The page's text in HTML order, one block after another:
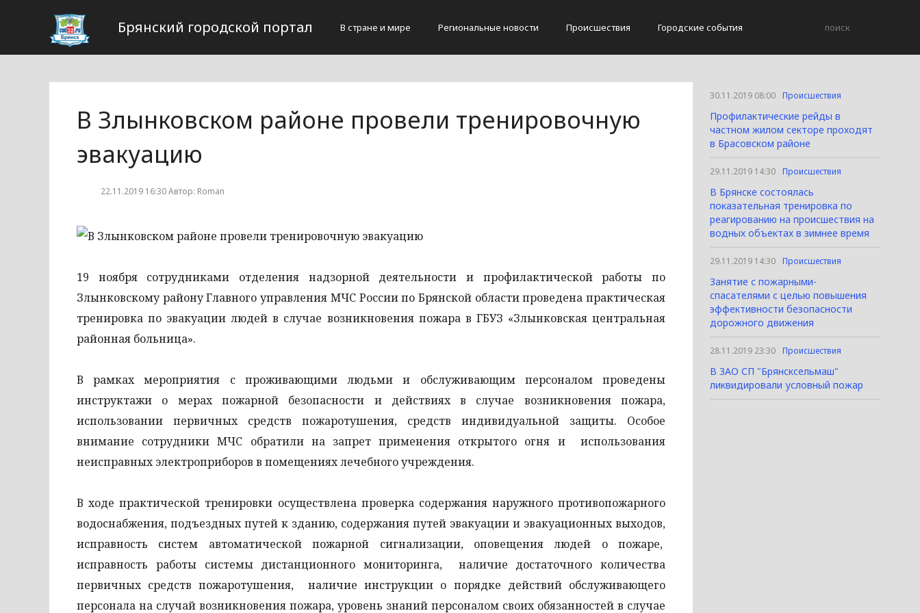
Брянский городской портал В стране и мире Региональные новости Происшествия Городские события
В Злынковском районе провели тренировочную
эвакуацию
22.11.2019 16:30 Автор: Roman
19 ноября сотрудниками отделения надзорной деятельности и профилактической работы по
Злынковскому району Главного управления МЧС России по Брянской области проведена практическая
тренировка по эвакуации людей в случае возникновения пожара в ГБУЗ «Злынковская центральная
районная больница».
В рамках мероприятия с проживающими людьми и обслуживающим персоналом проведены
инструктажи о мерах пожарной безопасности и действиях в случае возникновения пожара,
использовании первичных средств пожаротушения, средств индивидуальной защиты. Особое
внимание сотрудники МЧС обратили на запрет применения открытого огня и использования
неисправных электроприборов в помещениях лечебного учреждения.
В ходе практической тренировки осуществлена проверка содержания наружного противопожарного
водоснабжения, подъездных путей к зданию, содержания путей эвакуации и эвакуационных выходов,
исправность систем автоматической пожарной сигнализации, оповещения людей о пожаре,
исправность работы системы дистанционного мониторинга, наличие достаточного количества
первичных средств пожаротушения, наличие инструкции о порядке действий обслуживающего
персонала на случай возникновения пожара, уровень знаний персоналом своих обязанностей в случае
30.11.2019 08:00 Происшествия
Профилактические рейды в
частном жилом секторе проходят
в Брасовском районе
29.11.2019 14:30 Происшествия
В Брянске состоялась
показательная тренировка по
реагированию на происшествия на
водных объектах в зимнее время
29.11.2019 14:30 Происшествия
Занятие с пожарными-
спасателями с целью повышения
эффективности безопасности
дорожного движения
28.11.2019 23:30 Происшествия
В ЗАО СП "Брянсксельмаш"
ликвидировали условный пожар